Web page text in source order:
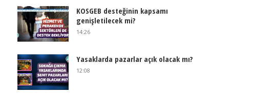
KOSGEB desteğinin kapsamı
genişletilecek mi?
14:26
Yasaklarda pazarlar açık olacak mı?
12:08